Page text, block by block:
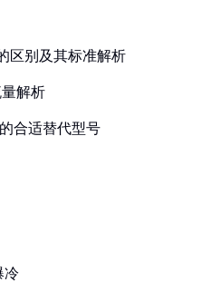
区别及其标准解析
解析
合适替代型号
冷